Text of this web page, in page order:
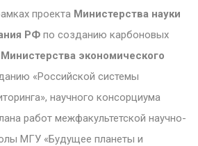
проекта Министерства науки
РФ по созданию карбоновых
Министерства экономического
«Российской системы
научного консорциума
работ межфакультетской научно-
МГУ «Будущее планеты и